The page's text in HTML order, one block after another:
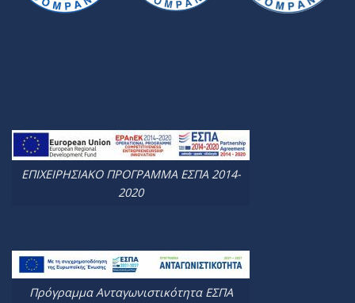
ΕΠΙΧΕΙΡΗΣΙΑΚΟ ΠΡΟΓΡΑΜΜΑ ΕΣΠΑ 2014-
2020
Πρόγραμμα Ανταγωνιστικότητα ΕΣΠΑ